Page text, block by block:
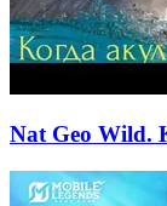
Nat Geo Wild.